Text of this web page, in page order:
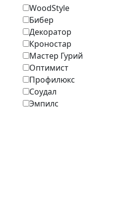
WoodStyle
Бибер
Декоратор
Кроностар
Мастер Гурий
Оптимист
Профилюкс
Соудал
Эмпилс